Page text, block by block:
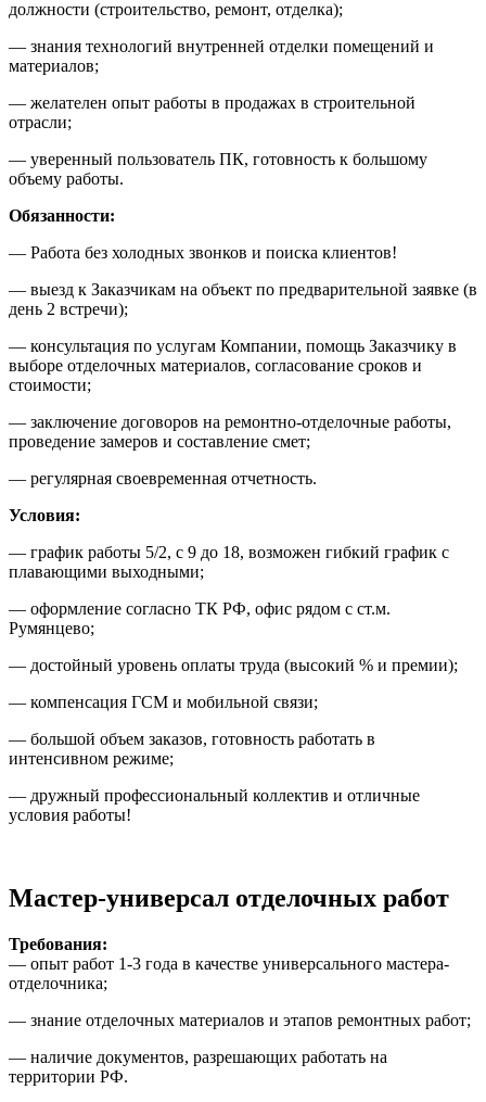
должности (строительство, ремонт, отделка);
— знания технологий внутренней отделки помещений и
материалов;
— желателен опыт работы в продажах в строительной
отрасли;
— уверенный пользователь ПК, готовность к большому
объему работы.
Обязанности:
— Работа без холодных звонков и поиска клиентов!
— выезд к Заказчикам на объект по предварительной заявке (в
день 2 встречи);
— консультация по услугам Компании, помощь Заказчику в
выборе отделочных материалов, согласование сроков и
стоимости;
— заключение договоров на ремонтно-отделочные работы,
проведение замеров и составление смет;
— регулярная своевременная отчетность.
Условия:
— график работы 5/2, с 9 до 18, возможен гибкий график с
плавающими выходными;
— оформление согласно ТК РФ, офис рядом с ст.м.
Румянцево;
— достойный уровень оплаты труда (высокий % и премии);
— компенсация ГСМ и мобильной связи;
— большой объем заказов, готовность работать в
интенсивном режиме;
— дружный профессиональный коллектив и отличные
условия работы!
Мастер-универсал отделочных работ
Требования:
— опыт работ 1-3 года в качестве универсального мастера-
отделочника;
— знание отделочных материалов и этапов ремонтных работ;
— наличие документов, разрешающих работать на
территории РФ.